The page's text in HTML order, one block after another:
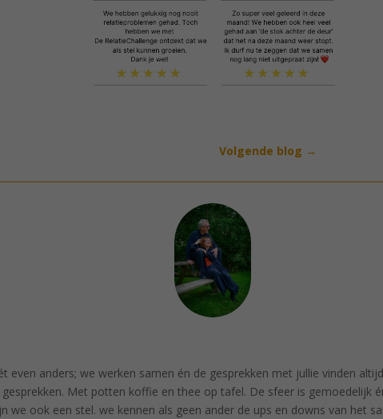
Volgende blog →
even anders; we werken samen én de gesprekken met jullie vinden
Met potten koffie en thee op tafel. De sfeer is gemoedelijk
we ook een stel. we kennen als geen ander de ups en downs van het